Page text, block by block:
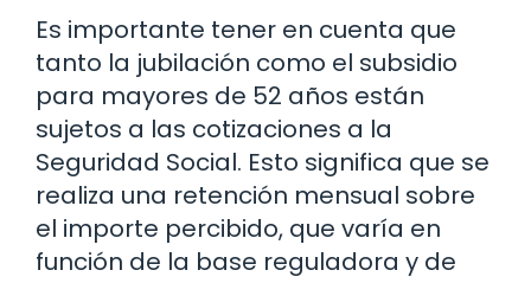
Es importante tener en cuenta que
tanto la jubilación como el subsidio
para mayores de 52 años están
sujetos a las cotizaciones a la
Seguridad Social. Esto significa que se
realiza una retención mensual sobre
el importe percibido, que varía en
función de la base reguladora y de